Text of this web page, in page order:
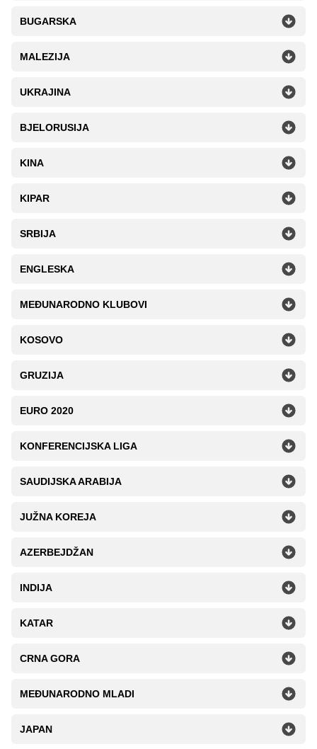
BUGARSKA
MALEZIJA
UKRAJINA
BJELORUSIJA
KINA
KIPAR
SRBIJA
ENGLESKA
MEĐUNARODNO KLUBOVI
KOSOVO
GRUZIJA
EURO 2020
KONFERENCIJSKA LIGA
SAUDIJSKA ARABIJA
JUŽNA KOREJA
AZERBEJDŽAN
INDIJA
KATAR
CRNA GORA
MEĐUNARODNO MLADI
JAPAN